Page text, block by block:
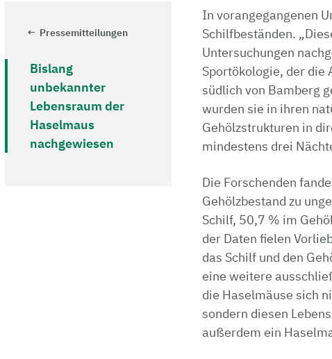
Pressemitteilungen
Bislang
unbekannter
Lebensraum der
Haselmaus
nachgewiesen
In vorangegangenen
Schilfbeständen.
Untersuchungen
Sportökologie, der die
südlich von Bamberg
wurden sie in ihren
Gehölzstrukturen in
mindestens drei
Die Forschenden
Gehölzbestand zu
Schilf, 50,7 % im
der Daten fielen
das Schilf und den
eine weitere
die Haselmäuse sich
sondern diesen
außerdem ein